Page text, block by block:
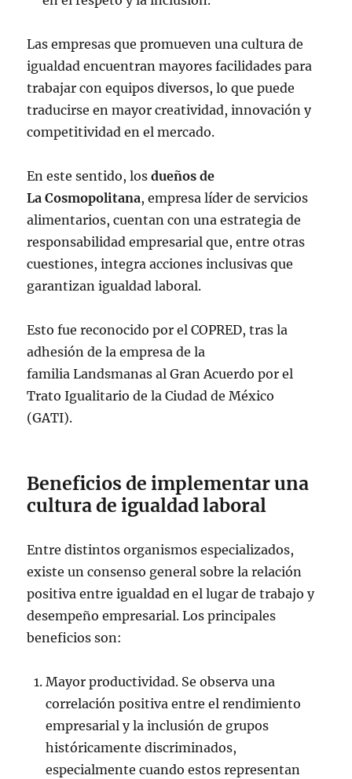
Las empresas que promueven una cultura de
igualdad encuentran mayores facilidades para
trabajar con equipos diversos, lo que puede
traducirse en mayor creatividad, innovación y
competitividad en el mercado.
En este sentido, losdueños de
La Cosmopolitana, empresa líder de servicios
alimentarios, cuentan con una estrategia de
responsabilidad empresarial que, entre otras
cuestiones, integra acciones inclusivas que
garantizan igualdad laboral.
Esto fue reconocido por el COPRED, tras la
adhesión de la empresa de la
familia Landsmanas al Gran Acuerdo por el
Trato Igualitario de la Ciudad de México
(GATI).
Beneficios de implementar una
cultura de igualdad laboral
Entre distintos organismos especializados,
existe un consenso general sobre la relación
positiva entre igualdad en el lugar de trabajo y
desempeño empresarial. Los principales
beneficios son:
Mayor productividad. Se observa una
correlación positiva entre el rendimiento
empresarial y la inclusión de grupos
históricamente discriminados,
especialmente cuando estos representan